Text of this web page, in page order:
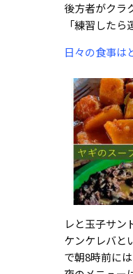
後方者がクラ
「練習した
日々の食事は
レと玉子サン
ケンケレバと
で朝8時前に